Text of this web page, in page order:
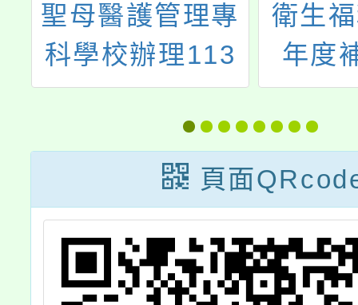
衛生福利部115
年度補助辦理
「嚴重情緒行為
者精神醫療就醫
障礙改善及精神
病早期介入計
畫」之醫療機構
服務窗口及特別
轉知
職之
人探
常看
育」
頁面